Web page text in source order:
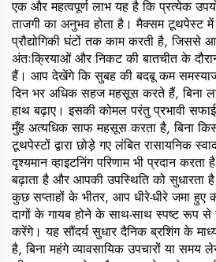
एक और महत्वपूर्ण लाभ यह है कि प्रत्येक
ताजगी का अनुभव होता है। मैक्सम टूथपेस्ट में
प्रौद्योगिकी घंटों तक काम करती है, जिससे
अंतःक्रियाओं और निकट की बातचीत के
हैं। आप देखेंगे कि सुबह की बदबू कम
दिन भर अधिक सहज महसूस करते हैं, बिना
हाथ बढ़ाए। इसकी कोमल परंतु प्रभावी
मुँह अत्यधिक साफ महसूस करता है, बिना
टूथपेस्टों द्वारा छोड़े गए लंबित रासायनिक
दृश्यमान व्हाइटनिंग परिणाम भी प्रदान
बढ़ाता है और आपकी उपस्थिति को सुधारता
कुछ सप्ताहों के भीतर, आप धीरे-धीरे जमा
दागों के गायब होने के साथ-साथ स्पष्ट रूप
करेंगे। यह सौंदर्य सुधार दैनिक ब्रशिंग के
है, बिना महंगे व्यावसायिक उपचारों या समय